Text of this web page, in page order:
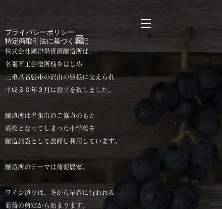
​特定商取引法に基づく表記
​プライバシーポリシー
株式会社國津果實酒醸造所は、
名張商工会議所様をはじめ
三重県名張市の沢山の皆様に支えられ
平成３０年３月に設立を致しました。
醸造所は名張市のご協力のもと
廃校となってしまった小学校を
醸造施設として改修し利用しています。
醸造所のテーマは葡萄農家。
ワイン造りは、冬から早春に行われる
葡萄の剪定から始まります。